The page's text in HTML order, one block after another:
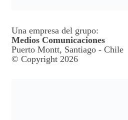
Una empresa del grupo:
Medios Comunicaciones
Puerto Montt, Santiago - Chile
© Copyright 2026